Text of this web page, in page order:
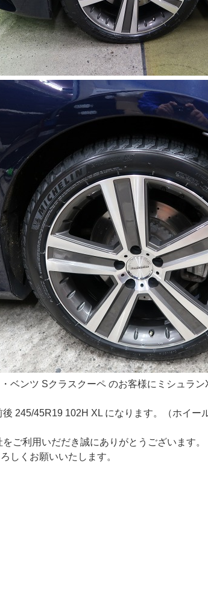
・ベンツ Sクラスクーペ のお客様にミシュラ
245/45R19 102H XL になります。（ホイー
ご利用いだだき誠にありがとうございます。
しくお願いいたします。